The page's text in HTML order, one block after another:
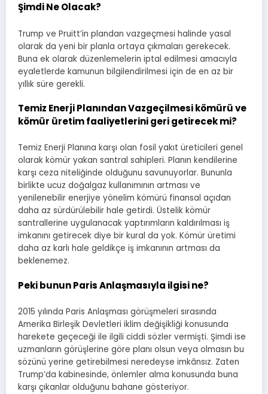
Şimdi Ne Olacak?
Trump ve Pruitt’in plandan vazgeçmesi halinde yasal
olarak da yeni bir planla ortaya çıkmaları gerekecek.
Buna ek olarak düzenlemelerin iptal edilmesi amacıyla
eyaletlerde kamunun bilgilendirilmesi için de en az bir
yıllık süre gerekli.
Temiz Enerji Planından Vazgeçilmesi kömürü ve
kömür üretim faaliyetlerini geri getirecek mi?
Temiz Enerji Planına karşı olan fosil yakıt üreticileri genel
olarak kömür yakan santral sahipleri. Planın kendilerine
karşı ceza niteliğinde olduğunu savunuyorlar. Bununla
birlikte ucuz doğalgaz kullanımının artması ve
yenilenebilir enerjiye yönelim kömürü finansal açıdan
daha az sürdürülebilir hale getirdi. Üstelik kömür
santrallerine uygulanacak yaptırımların kaldırılması iş
imkanını getirecek diye bir kural da yok. Kömür üretimi
daha az karlı hale geldikçe iş imkanının artması da
beklenemez.
Peki bunun Paris Anlaşmasıyla ilgisi ne?
2015 yılında Paris Anlaşması görüşmeleri sırasında
Amerika Birleşik Devletleri iklim değişikliği konusunda
harekete geçeceği ile ilgili ciddi sözler vermişti. Şimdi ise
uzmanların görüşlerine göre planı olsun veya olmasın bu
sözünü yerine getirebilmesi neredeyse imkânsız. Zaten
Trump’da kabinesinde, önlemler alma konusunda buna
karşı çıkanlar olduğunu bahane gösteriyor.